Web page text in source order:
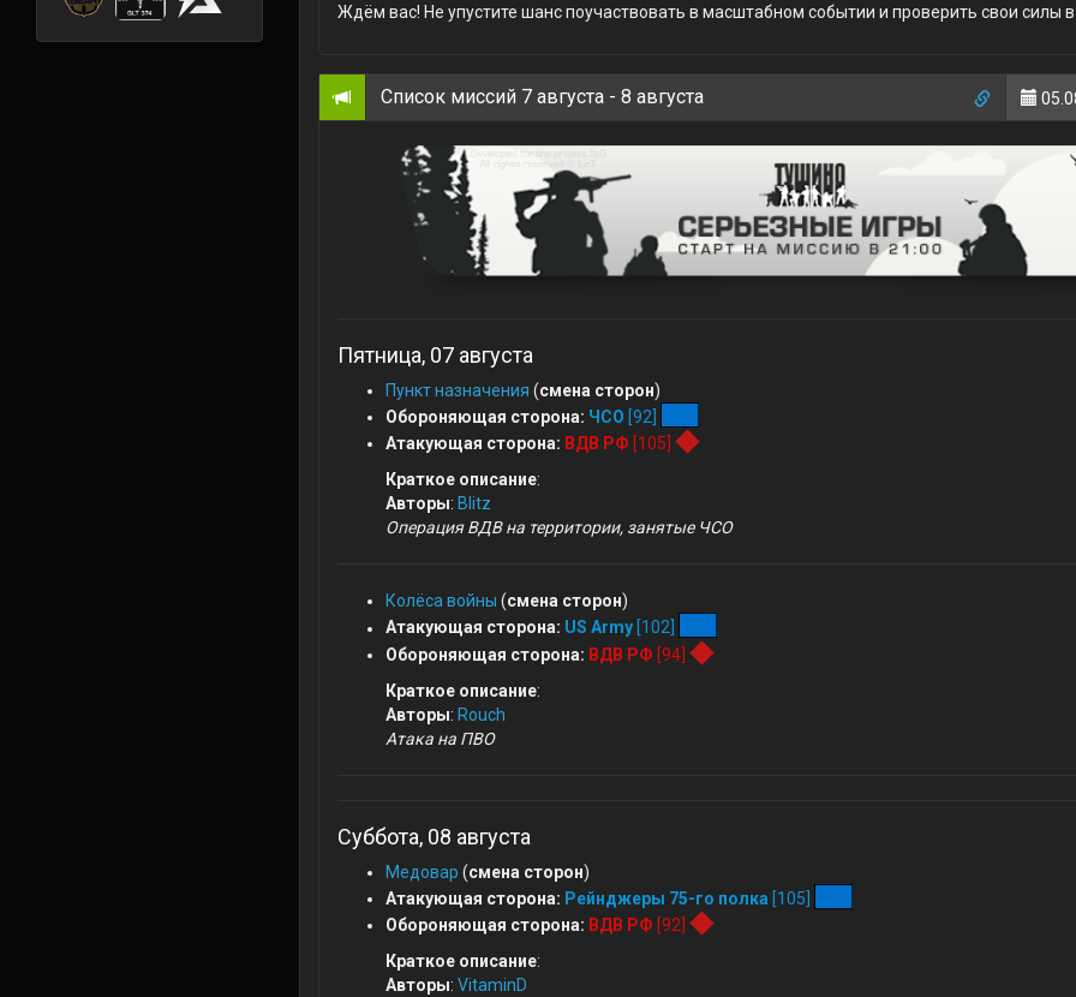
Ждём вас! Не упустите шанс поучаствовать в масштабном событии и проверить свои силы
Список миссий 7 августа - 8 августа
Пятница, 07 августа
Пункт назначения (смена сторон)
Обороняющая сторона: ЧСО [92]
Атакующая сторона: ВДВ РФ [105]
Краткое описание:
Авторы: Blitz
Операция ВДВ на территории, занятые ЧСО
Колёса войны (смена сторон)
Атакующая сторона: US Army [102]
Обороняющая сторона: ВДВ РФ [94]
Краткое описание:
Авторы: Rouch
Атака на ПВО
Суббота, 08 августа
Медовар (смена сторон)
Атакующая сторона: Рейнджеры 75-го полка [105]
Обороняющая сторона: ВДВ РФ [92]
Краткое описание:
Авторы: VitaminD